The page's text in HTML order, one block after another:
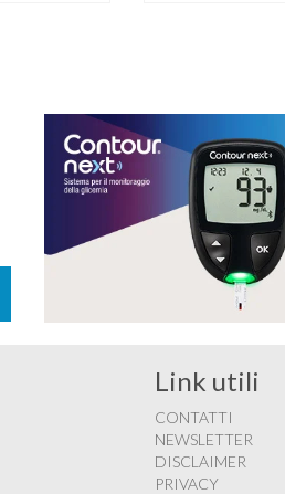
Link utili
CONTATTI
NEWSLETTER
DISCLAIMER
PRIVACY